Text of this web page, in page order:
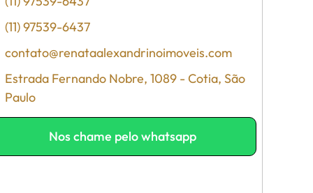
(11) 97539-6437
contato@renataalexandrinoimoveis.com
Estrada Fernando Nobre, 1089 - Cotia, São
Paulo
Nos chame pelo whatsapp